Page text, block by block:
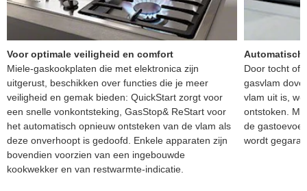
Voor optimale veiligheid en comfort
Miele-gaskookplaten die met elektronica zijn
uitgerust, beschikken over functies die je meer
veiligheid en gemak bieden: QuickStart zorgt voor
een snelle vonkontsteking, GasStop& ReStart voor
het automatisch opnieuw ontsteken van de vlam als
deze onverhoopt is gedoofd. Enkele apparaten zijn
bovendien voorzien van een ingebouwde
kookwekker en van restwarmte-indicatie.
Automatisch
Door tocht of
gasvlam
vlam uit is,
ontstoken.
de
wordt